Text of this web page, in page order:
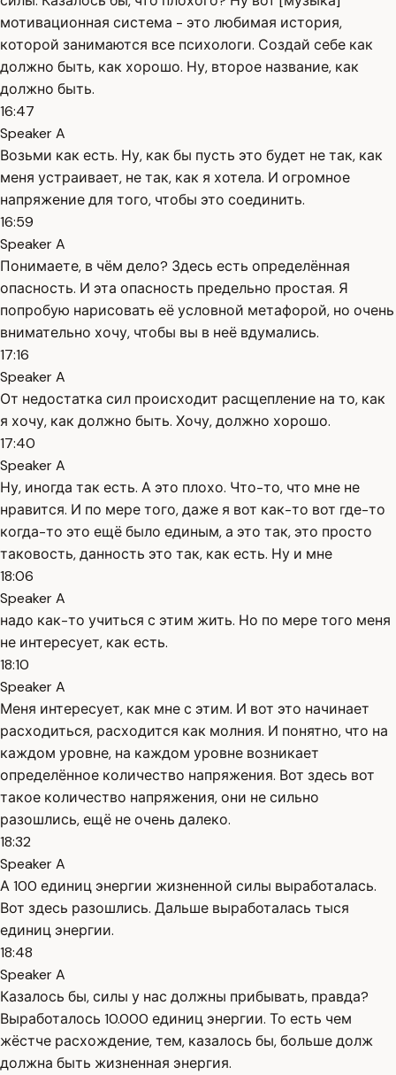
мотивационная система - это любимая история,
которой занимаются все психологи. Создай себе как
должно быть, как хорошо. Ну, второе название, как
должно быть.
16:47
Speaker A
Возьми как есть. Ну, как бы пусть это будет не так, как
меня устраивает, не так, как я хотела. И огромное
напряжение для того, чтобы это соединить.
16:59
Speaker A
Понимаете, в чём дело? Здесь есть определённая
опасность. И эта опасность предельно простая. Я
попробую нарисовать её условной метафорой, но очень
внимательно хочу, чтобы вы в неё вдумались.
17:16
Speaker A
От недостатка сил происходит расщепление на то, как
я хочу, как должно быть. Хочу, должно хорошо.
17:40
Speaker A
Ну, иногда так есть. А это плохо. Что-то, что мне не
нравится. И по мере того, даже я вот как-то вот где-то
когда-то это ещё было единым, а это так, это просто
таковость, данность это так, как есть. Ну и мне
18:06
Speaker A
надо как-то учиться с этим жить. Но по мере того меня
не интересует, как есть.
18:10
Speaker A
Меня интересует, как мне с этим. И вот это начинает
расходиться, расходится как молния. И понятно, что на
каждом уровне, на каждом уровне возникает
определённое количество напряжения. Вот здесь вот
такое количество напряжения, они не сильно
разошлись, ещё не очень далеко.
18:32
Speaker A
А 100 единиц энергии жизненной силы выработалась.
Вот здесь разошлись. Дальше выработалась тыся
единиц энергии.
18:48
Speaker A
Казалось бы, силы у нас должны прибывать, правда?
Выработалось 10.000 единиц энергии. То есть чем
жёстче расхождение, тем, казалось бы, больше долж
должна быть жизненная энергия.